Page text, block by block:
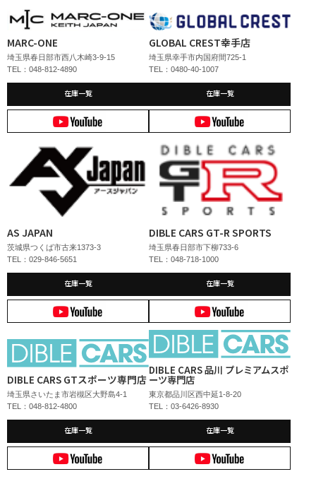
MARC-ONE
埼玉県春日部市西八木崎3-9-15
TEL：048-812-4890
在庫一覧
GLOBAL CREST幸手店
埼玉県幸手市内国府間725-1
TEL：0480-40-1007
在庫一覧
AS JAPAN
茨城県つくば市古来1373-3
TEL：029-846-5651
在庫一覧
DIBLE CARS GT-R SPORTS
埼玉県春日部市下柳733-6
TEL：048-718-1000
在庫一覧
DIBLE CARS GTスポーツ専門店
埼玉県さいたま市岩槻区大野島4-1
TEL：048-812-4800
在庫一覧
DIBLE CARS 品川 プレミアムスポ
ーツ専門店
東京都品川区西中延1-8-20
TEL：03-6426-8930
在庫一覧